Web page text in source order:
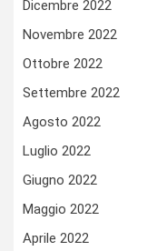
Dicembre 2022
Novembre 2022
Ottobre 2022
Settembre 2022
Agosto 2022
Luglio 2022
Giugno 2022
Maggio 2022
Aprile 2022